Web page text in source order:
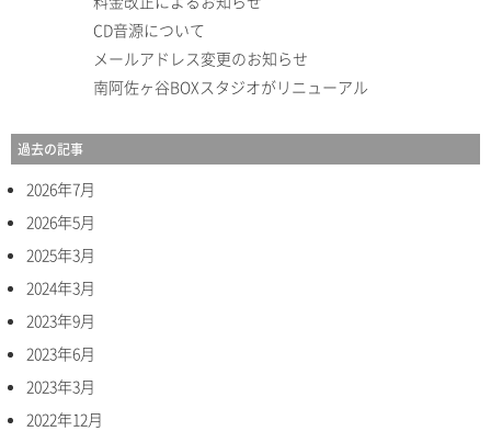
CD音源について
メールアドレス変更のお知らせ
南阿佐ヶ谷BOXスタジオがリニューアル
過去の記事
2026年7月
2026年5月
2025年3月
2024年3月
2023年9月
2023年6月
2023年3月
2022年12月